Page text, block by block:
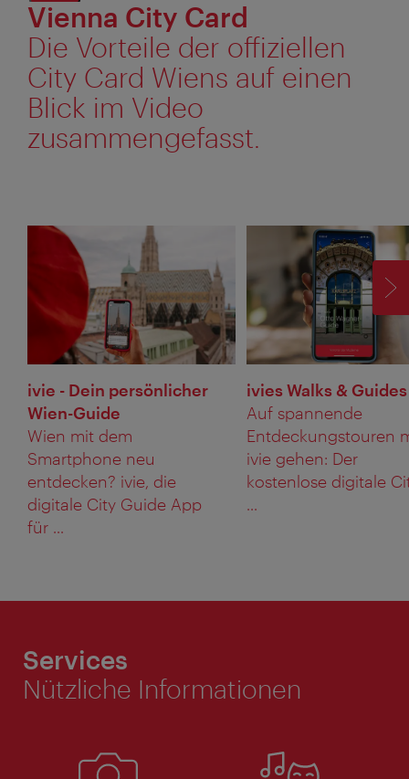
Vienna City Card
Die Vorteile der offiziellen
City Card Wiens auf einen
Blick im Video
zusammengefasst.
ivie - Dein persönlicher
Wien-Guide
Wien mit dem
Smartphone neu
entdecken? ivie, die
digitale City Guide App
für ...
ivies Walks & Guides
Auf spannende
Entdeckungstouren
ivie gehen: Der
kostenlose digitale
...
Services
Nützliche Informationen